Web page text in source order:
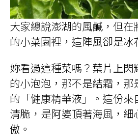
大家總說澎湖的風鹹，但在
的小菜園裡，這陣風卻是冰
妳看過這種菜嗎？葉片上閃
的小泡泡，那不是結霜，那
的「健康精華液」。這份來
清脆，是阿婆頂著海風，細
傲。